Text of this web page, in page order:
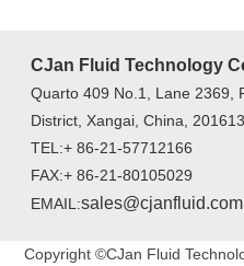
CJan Fluid Technology
Quarto 409 No.1, Lane 2369,
District, Xangai, China, 201613
TEL:+ 86-21-57712166
FAX:+ 86-21-80105029
EMAIL:sales@cjanfluid.com
Copyright ©CJan Fluid